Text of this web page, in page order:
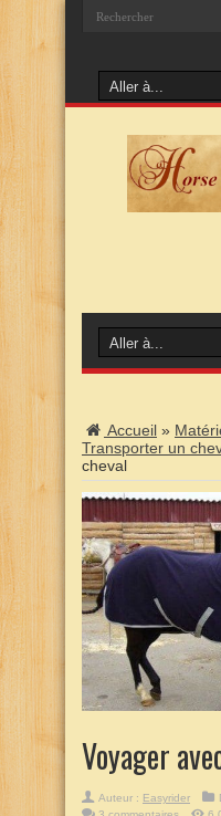
Accueil »
Transporter un
cheval
Voyager
Auteur : Easyrider